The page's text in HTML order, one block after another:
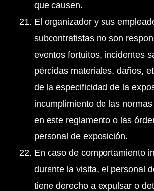
que causen.
El organizador y sus
subcontratistas no son
eventos fortuitos, incidentes
pérdidas materiales, daños,
de la especificidad de la
incumplimiento de las
en este reglamento o las
personal de exposición.
En caso de comportamiento
durante la visita, el personal
tiene derecho a expulsar o